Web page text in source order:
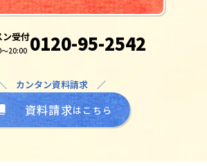
ン受付
20:00 0120-95-2542
カンタン資料請求 ／
資料請求はこちら